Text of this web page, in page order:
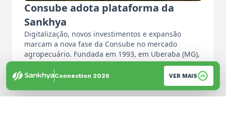
Consube adota plataforma da
Sankhya
Digitalização, novos investimentos e expansão
marcam a nova fase da Consube no mercado
agropecuário. Fundada em 1993, em Uberaba (MG),
…
Por: Equipe de Imprensa
Connection 2026 VER MAIS